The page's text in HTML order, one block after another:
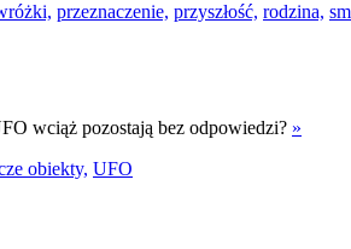
przeznaczenie, przyszłość, rodzina,
wciąż pozostają bez odpowiedzi? »
obiekty, UFO